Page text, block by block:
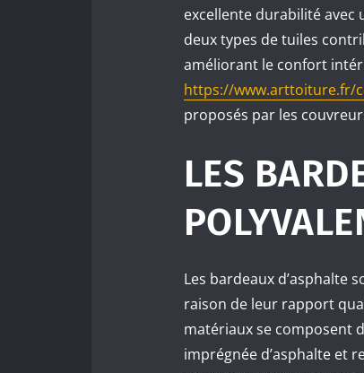
excellente durabilité avec
deux types de tuiles
améliorant le confort
https://www.arttoiture.fr/
proposés par les
LES
Les bardeaux d’asphalte
raison de leur rapport
matériaux se composent
imprégnée d’asphalte et